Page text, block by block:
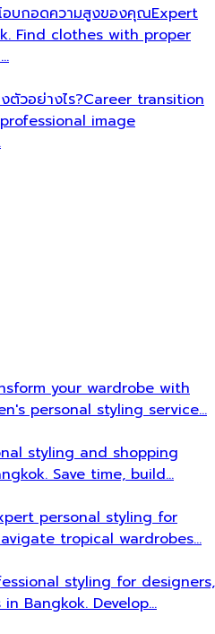
อบกอดความสูงของคุณExpert
Find clothes with proper
ตัวอย่างไร?Career transition
image
your wardrobe with
personal styling service…
styling and shopping
Save time, build…
personal styling for
tropical wardrobes…
styling for designers,
Bangkok. Develop…